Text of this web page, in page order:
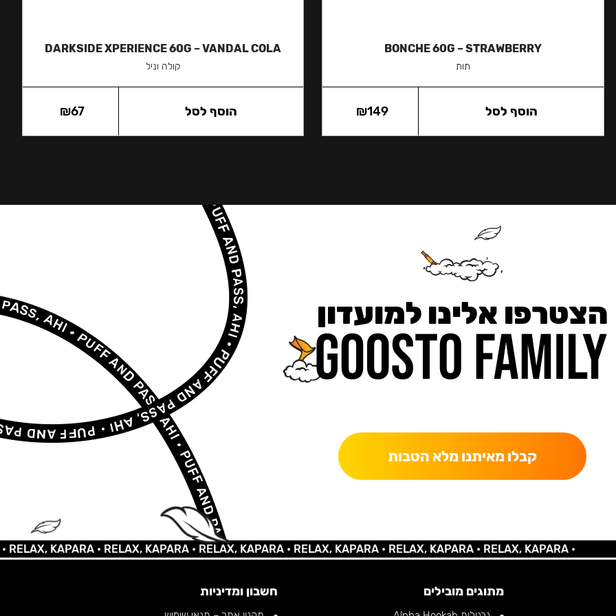
BONCHE 60G – STRAWBERRY
תות
₪149 הוסף לסל
DARKSIDE XPERIENCE 60G – VANDAL COLA
קולה וניל
₪67 הוסף לסל
הצטרפו אלינו למועדון
קבלו מאיתנו מלא הטבות
KAPARA •RELAX, KAPARA •RELAX, KAPARA •RELAX, KAPARA •RELAX, KAPARA •RELAX, KAPARA •
מתוגים מובילים חשבון ומדיניות